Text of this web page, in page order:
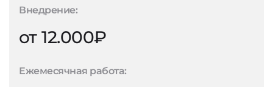
Внедрение:
от 12.000₽
Ежемесячная работа: